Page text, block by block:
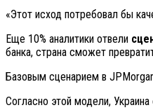
«Этот исход потребовал бы
Еще 10% аналитики отвели
банка, страна сможет
Базовым сценарием в
Согласно этой модели,